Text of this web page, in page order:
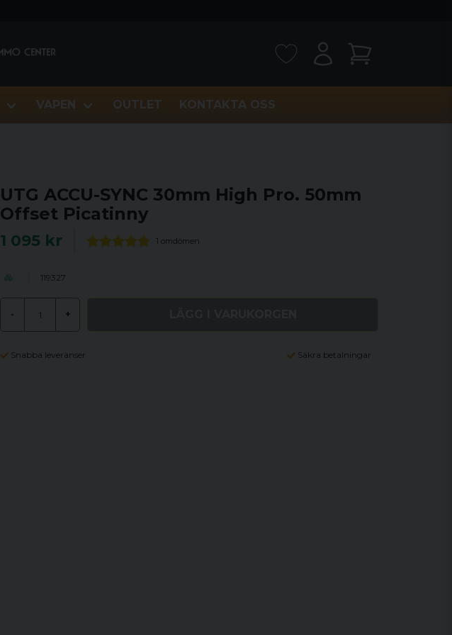
VAPEN OUTLET KONTAKTA OSS
UTG ACCU-SYNC 30mm High Pro. 50mm
Offset Picatinny
1 095 kr 1 omdömen
119327
- +
Snabba leveranser Säkra betalningar